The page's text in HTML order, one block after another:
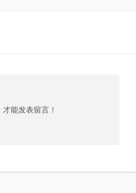
才能发表留言！